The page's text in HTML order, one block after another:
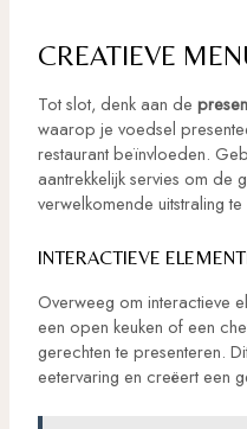
CREATIEVE
Tot slot, denk aan de
waarop je voedsel
restaurant beïnvloeden.
aantrekkelijk servies om de
verwelkomende uitstraling te
INTERACTIEVE
Overweeg om interactieve
een open keuken of een
gerechten te presenteren.
eetervaring en creëert een